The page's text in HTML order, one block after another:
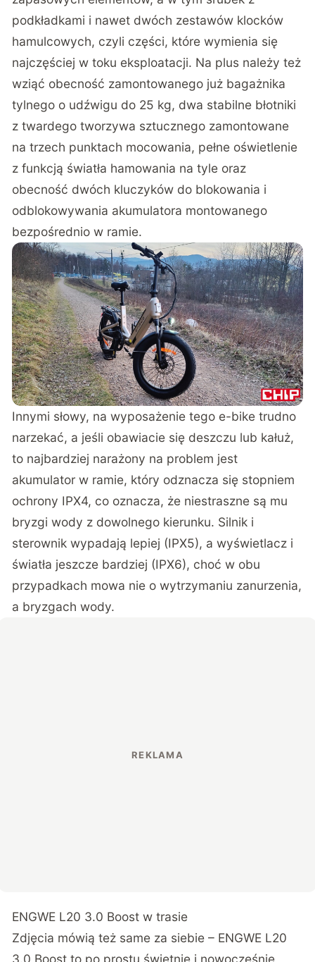
podkładkami i nawet dwóch zestawów klocków
hamulcowych, czyli części, które wymienia się
najczęściej w toku eksploatacji. Na plus należy też
wziąć obecność zamontowanego już bagażnika
tylnego o udźwigu do 25 kg, dwa stabilne błotniki
z twardego tworzywa sztucznego zamontowane
na trzech punktach mocowania, pełne oświetlenie
z funkcją światła hamowania na tyle oraz
obecność dwóch kluczyków do blokowania i
odblokowywania akumulatora montowanego
bezpośrednio w ramie.
Innymi słowy, na wyposażenie tego e-bike trudno
narzekać, a jeśli obawiacie się deszczu lub kałuż,
to najbardziej narażony na problem jest
akumulator w ramie, który odznacza się stopniem
ochrony IPX4, co oznacza, że niestraszne są mu
bryzgi wody z dowolnego kierunku. Silnik i
sterownik wypadają lepiej (IPX5), a wyświetlacz i
światła jeszcze bardziej (IPX6), choć w obu
przypadkach mowa nie o wytrzymaniu zanurzenia,
a bryzgach wody.
ENGWE L20 3.0 Boost w trasie
Zdjęcia mówią też same za siebie – ENGWE L20